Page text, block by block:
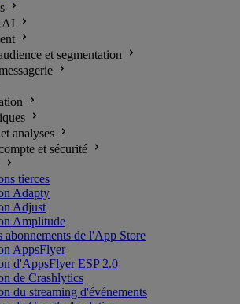
AI
et segmentation
analyses
et sécurité
tierces
Adapty
Adjust
Amplitude
abonnements de l'App Store
AppsFlyer
d'AppsFlyer ESP 2.0
de Crashlytics
du streaming d'événements